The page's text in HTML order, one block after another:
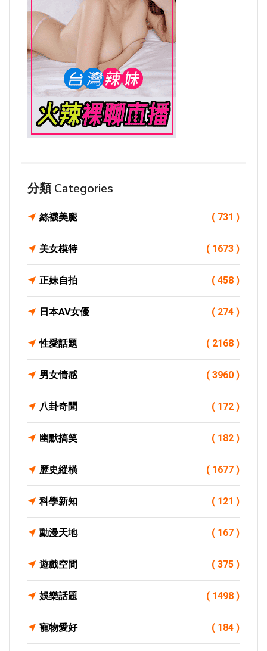
分類 Categories
絲襪美腿 ( 731 )
美女模特 ( 1673 )
正妹自拍 ( 458 )
日本AV女優 ( 274 )
性愛話題 ( 2168 )
男女情感 ( 3960 )
八卦奇聞 ( 172 )
幽默搞笑 ( 182 )
歷史縱橫 ( 1677 )
科學新知 ( 121 )
動漫天地 ( 167 )
遊戲空間 ( 375 )
娛樂話題 ( 1498 )
寵物愛好 ( 184 )